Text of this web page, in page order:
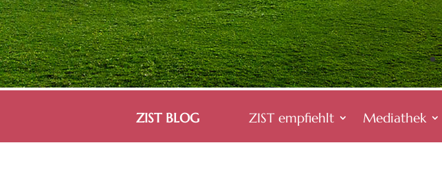
ZIST BLOG ZIST empfiehlt Mediathek